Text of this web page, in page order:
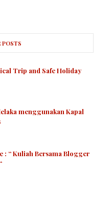
POSTS
Trip and Safe Holiday
menggunakan Kapal
: “ Kuliah Bersama Blogger